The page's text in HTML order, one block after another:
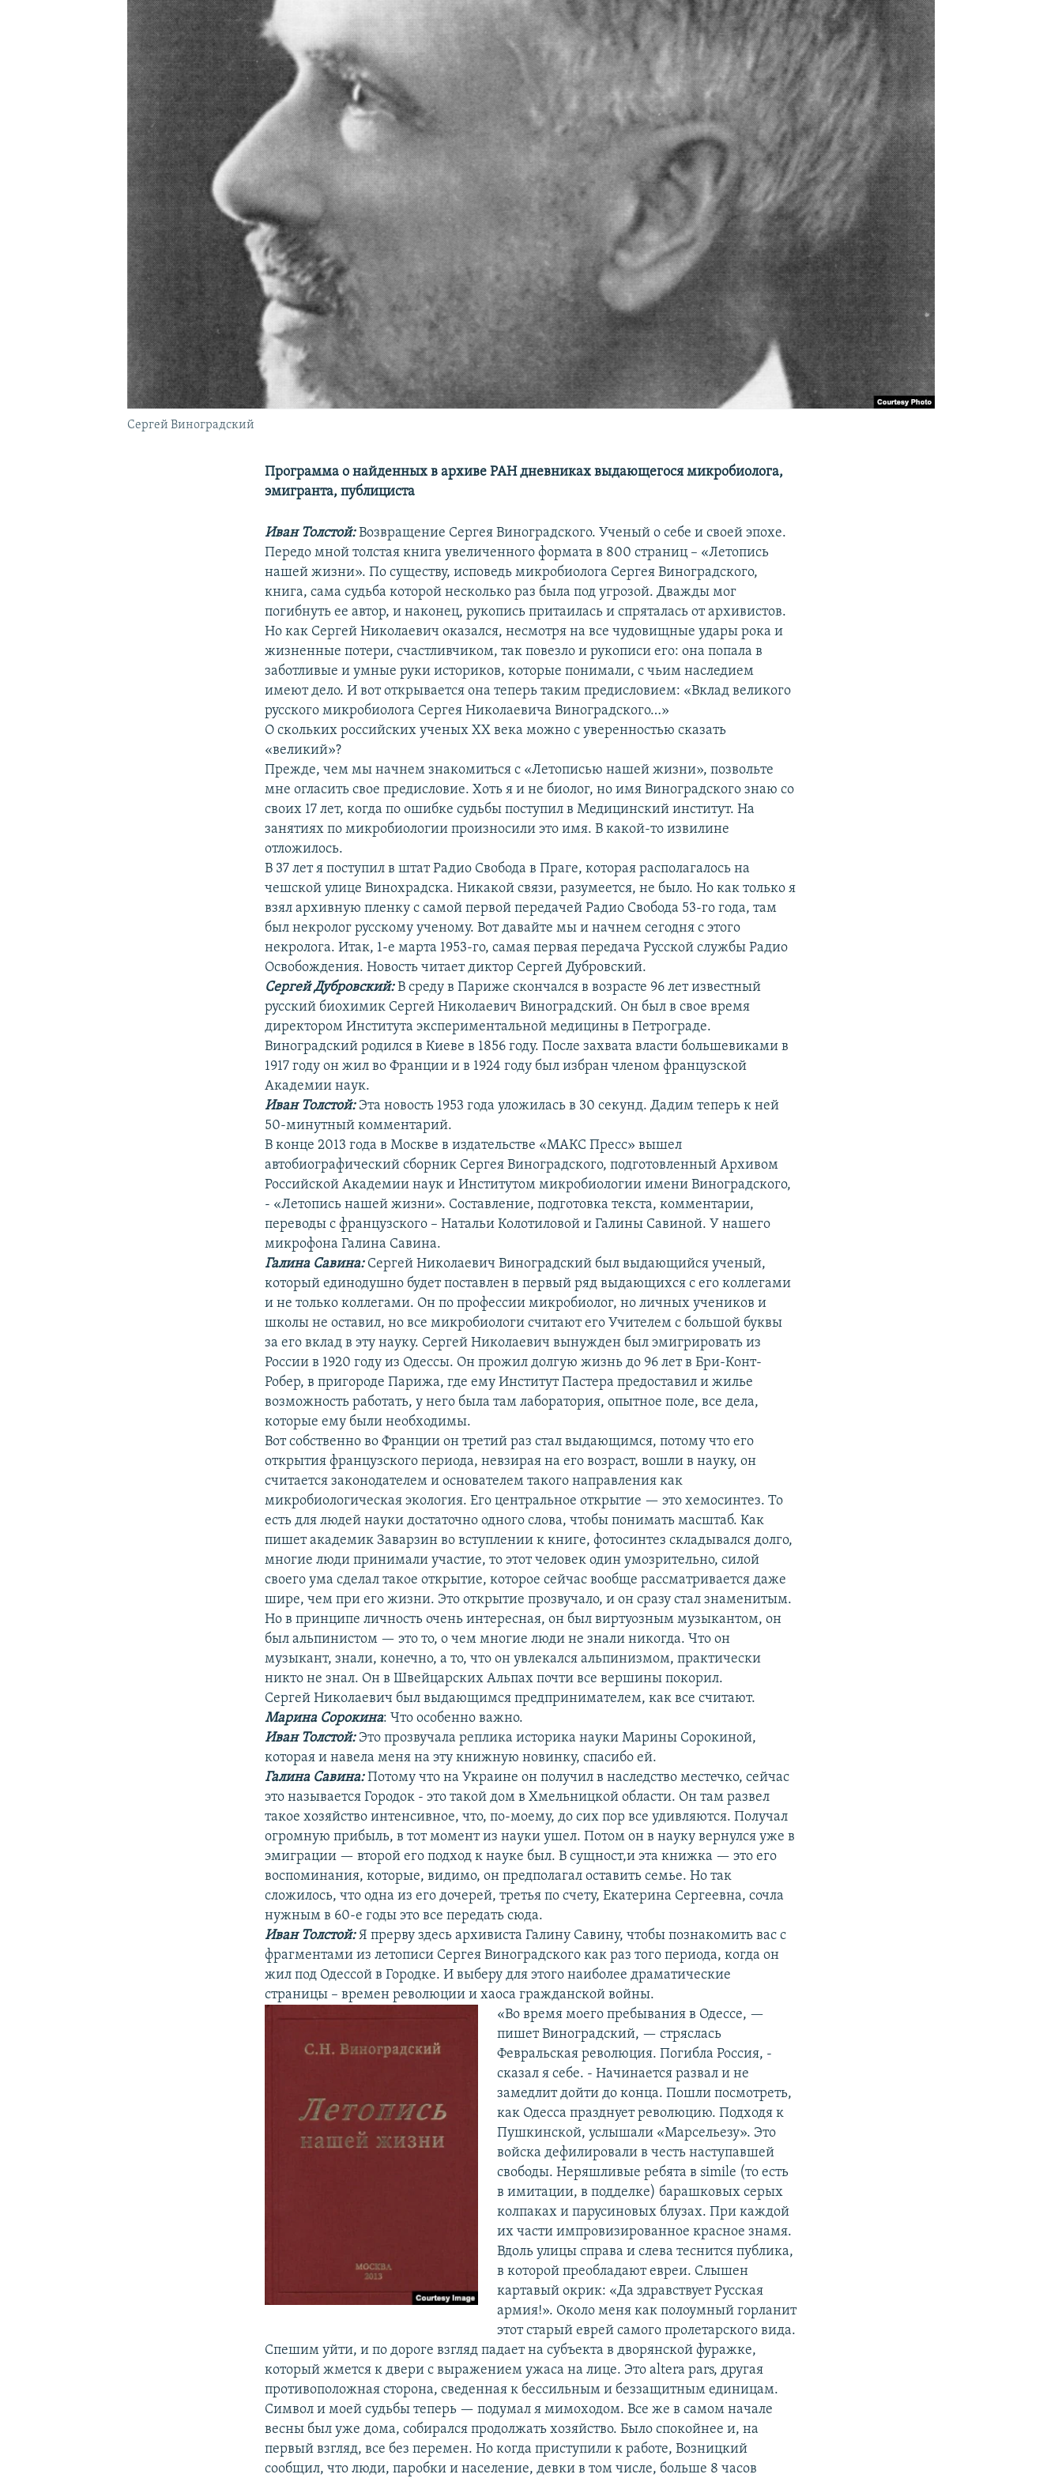
ПОДПИШИТЕСЬ НА РАССЫЛКУ
Сергей Виноградский
Программа о найденных в архиве РАН дневниках выдающегося микробиолога,
эмигранта, публициста
Иван Толстой:Возвращение Сергея Виноградского. Ученый о себе и своей эпохе.
Передо мной толстая книга увеличенного формата в 800 страниц – «Летопись
нашей жизни». По существу, исповедь микробиолога Сергея Виноградского,
книга, сама судьба которой несколько раз была под угрозой. Дважды мог
погибнуть ее автор, и наконец, рукопись притаилась и спряталась от архивистов.
Но как Сергей Николаевич оказался, несмотря на все чудовищные удары рока и
жизненные потери, счастливчиком, так повезло и рукописи его: она попала в
заботливые и умные руки историков, которые понимали, с чьим наследием
имеют дело. И вот открывается она теперь таким предисловием: «Вклад великого
русского микробиолога Сергея Николаевича Виноградского…»
О скольких российских ученых ХХ века можно с уверенностью сказать
«великий»?
Прежде, чем мы начнем знакомиться с «Летописью нашей жизни», позвольте
мне огласить свое предисловие. Хоть я и не биолог, но имя Виноградского знаю со
своих 17 лет, когда по ошибке судьбы поступил в Медицинский институт. На
занятиях по микробиологии произносили это имя. В какой-то извилине
отложилось.
В 37 лет я поступил в штат Радио Свобода в Праге, которая располагалось на
чешской улице Винохрадска. Никакой связи, разумеется, не было. Но как только я
взял архивную пленку с самой первой передачей Радио Свобода 53-го года, там
был некролог русскому ученому. Вот давайте мы и начнем сегодня с этого
некролога. Итак, 1-е марта 1953-го, самая первая передача Русской службы Радио
Освобождения. Новость читает диктор Сергей Дубровский.
Сергей Дубровский:В среду в Париже скончался в возрасте 96 лет известный
русский биохимик Сергей Николаевич Виноградский. Он был в свое время
директором Института экспериментальной медицины в Петрограде.
Виноградский родился в Киеве в 1856 году. После захвата власти большевиками в
1917 году он жил во Франции и в 1924 году был избран членом французской
Академии наук.
Иван Толстой:Эта новость 1953 года уложилась в 30 секунд. Дадим теперь к ней
50-минутный комментарий.
В конце 2013 года в Москве в издательстве «МАКС Пресс» вышел
автобиографический сборник Сергея Виноградского, подготовленный Архивом
Российской Академии наук и Институтом микробиологии имени Виноградского,
- «Летопись нашей жизни». Составление, подготовка текста, комментарии,
переводы с французского – Натальи Колотиловой и Галины Савиной. У нашего
микрофона Галина Савина.
Галина Савина:Сергей Николаевич Виноградский был выдающийся ученый,
который единодушно будет поставлен в первый ряд выдающихся с его коллегами
и не только коллегами. Он по профессии микробиолог, но личных учеников и
школы не оставил, но все микробиологи считают его Учителем с большой буквы
за его вклад в эту науку. Сергей Николаевич вынужден был эмигрировать из
России в 1920 году из Одессы. Он прожил долгую жизнь до 96 лет в Бри-Конт-
Робер, в пригороде Парижа, где ему Институт Пастера предоставил и жилье
возможность работать, у него была там лаборатория, опытное поле, все дела,
которые ему были необходимы.
Вот собственно во Франции он третий раз стал выдающимся, потому что его
открытия французского периода, невзирая на его возраст, вошли в науку, он
считается законодателем и основателем такого направления как
микробиологическая экология. Его центральное открытие — это хемосинтез. То
есть для людей науки достаточно одного слова, чтобы понимать масштаб. Как
пишет академик Заварзин во вступлении к книге, фотосинтез складывался долго,
многие люди принимали участие, то этот человек один умозрительно, силой
своего ума сделал такое открытие, которое сейчас вообще рассматривается даже
шире, чем при его жизни. Это открытие прозвучало, и он сразу стал знаменитым.
Но в принципе личность очень интересная, он был виртуозным музыкантом, он
был альпинистом — это то, о чем многие люди не знали никогда. Что он
музыкант, знали, конечно, а то, что он увлекался альпинизмом, практически
никто не знал. Он в Швейцарских Альпах почти все вершины покорил.
Сергей Николаевич был выдающимся предпринимателем, как все считают.
Марина Сорокина: Что особенно важно.
Иван Толстой: Это прозвучала реплика историка науки Марины Сорокиной,
которая и навела меня на эту книжную новинку, спасибо ей.
Галина Савина:Потому что на Украине он получил в наследство местечко, сейчас
это называется Городок - это такой дом в Хмельницкой области. Он там развел
такое хозяйство интенсивное, что, по-моему, до сих пор все удивляются. Получал
огромную прибыль, в тот момент из науки ушел. Потом он в науку вернулся уже в
эмиграции — второй его подход к науке был. В сущност,и эта книжка — это его
воспоминания, которые, видимо, он предполагал оставить семье. Но так
сложилось, что одна из его дочерей, третья по счету, Екатерина Сергеевна, сочла
нужным в 60-е годы это все передать сюда.
Иван Толстой:Я прерву здесь архивиста Галину Савину, чтобы познакомить вас с
фрагментами из летописи Сергея Виноградского как раз того периода, когда он
жил под Одессой в Городке. И выберу для этого наиболее драматические
страницы – времен революции и хаоса гражданской войны.
«Во время моего пребывания в Одессе, —
пишет Виноградский, — стряслась
Февральская революция. Погибла Россия, -
сказал я себе. - Начинается развал и не
замедлит дойти до конца. Пошли посмотреть,
как Одесса празднует революцию. Подходя к
Пушкинской, услышали «Марсельезу». Это
войска дефилировали в честь наступавшей
свободы. Неряшливые ребята в simile (то есть
в имитации, в подделке) барашковых серых
колпаках и парусиновых блузах. При каждой
их части импровизированное красное знамя.
Вдоль улицы справа и слева теснится публика,
в которой преобладают евреи. Слышен
картавый окрик: «Да здравствует Русская
армия!». Около меня как полоумный горланит
этот старый еврей самого пролетарского вида.
Спешим уйти, и по дороге взгляд падает на субъекта в дворянской фуражке,
который жмется к двери с выражением ужаса на лице. Это altera pars, другая
противоположная сторона, сведенная к бессильным и беззащитным единицам.
Символ и моей судьбы теперь — подумал я мимоходом. Все же в самом начале
весны был уже дома, собирался продолжать хозяйство. Было спокойнее и, на
первый взгляд, все без перемен. Но когда приступили к работе, Возницкий
сообщил, что люди, паробки и население, девки в том числе, больше 8 часов